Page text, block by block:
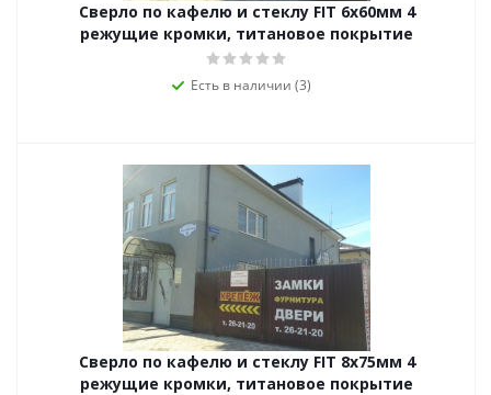
Сверло по кафелю и стеклу FIT 6х60мм 4
режущие кромки, титановое покрытие
Есть в наличии (3)
Сверло по кафелю и стеклу FIT 8х75мм 4
режущие кромки, титановое покрытие